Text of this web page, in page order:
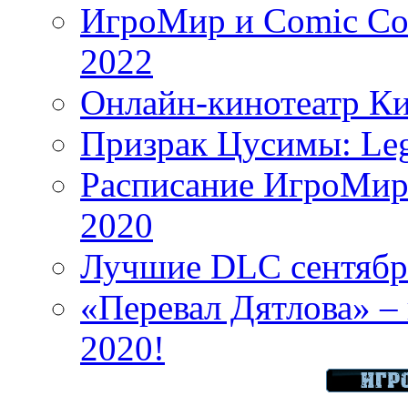
ИгроМир и Comic
2022
Онлайн-кинотеатр
Призрак Цусимы:
Расписание
2020
Лучшие DLC
«Перевал Дятлова»
2020!